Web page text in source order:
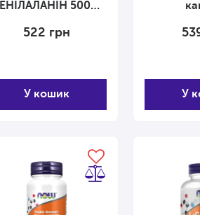
500мг
капсул
522 грн
У кошик У